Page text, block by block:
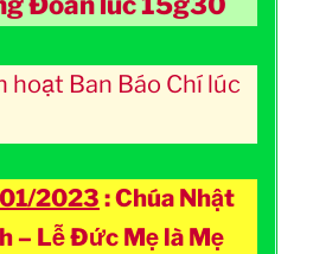
hoạt Ban Báo Chí lúc
2023 : Chúa Nhật
– Lễ Đức Mẹ là Mẹ